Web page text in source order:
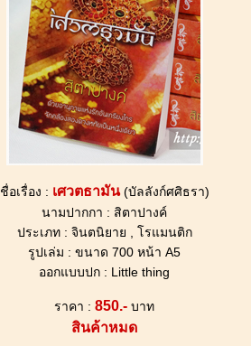
ชื่อเรื่อง : เศวตธามัน (บัลลังก์ศศิธรา)
นามปากกา : สิตาปางค์
ประเภท : จินตนิยาย , โรแมนติก
รูปเล่ม : ขนาด 700 หน้า A5
ออกแบบปก : Little thing
ราคา : 850.- บาท
สินค้าหมด